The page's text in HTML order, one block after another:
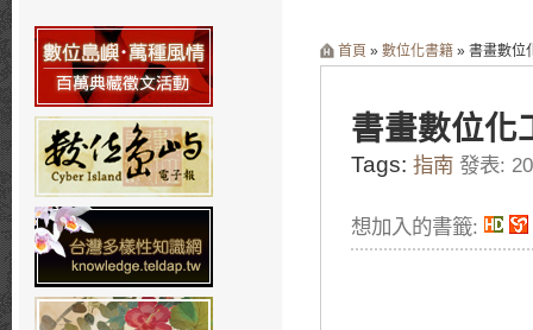
首頁 » 數位化書籍 » 書畫數位
書畫數位化
Tags: 指南 發表:
想加入的書籤: